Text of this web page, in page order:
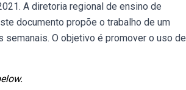
A diretoria regional de ensino de
documento propõe o trabalho de um
O objetivo é promover o uso de